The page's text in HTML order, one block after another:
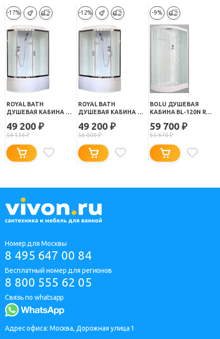
-17%
ROYAL BATH
ДУШЕВАЯ КАБИНА RB
49 200 ₽
59 136₽
-12%
ROYAL BATH
ДУШЕВАЯ КАБИНА RB
49 200 ₽
56 000₽
-9%
BOLU ДУШЕВАЯ
КАБИНА BL-120N R
59 700 ₽
65 670₽
Номер для Москвы
8 495 647 00 84
Бесплатный номер для регионов
8 800 555 62 05
Связь по whatsapp
Адрес офиса: Москва, Дорожная улица 1